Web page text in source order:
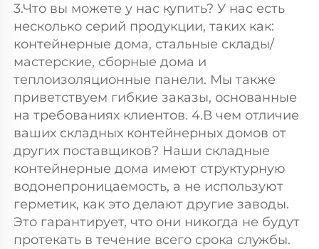
3.Что вы можете у нас купить? У нас есть
несколько серий продукции, таких как:
контейнерные дома, стальные склады/
мастерские, сборные дома и
теплоизоляционные панели. Мы также
приветствуем гибкие заказы, основанные
на требованиях клиентов. 4.В чем отличие
ваших складных контейнерных домов от
других поставщиков? Наши складные
контейнерные дома имеют структурную
водонепроницаемость, а не используют
герметик, как это делают другие заводы.
Это гарантирует, что они никогда не будут
протекать в течение всего срока службы.